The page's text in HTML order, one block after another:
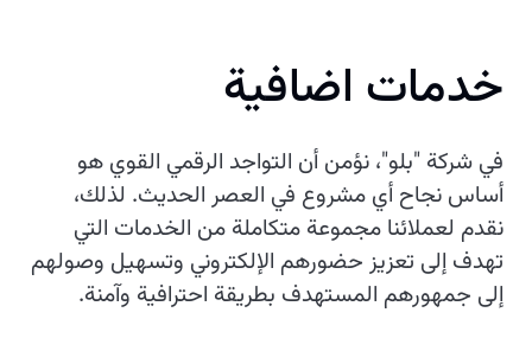
خدمات اضافية
في شركة "بلو"، نؤمن أن التواجد الرقمي القوي هو
أساس نجاح أي مشروع في العصر الحديث. لذلك،
نقدم لعملائنا مجموعة متكاملة من الخدمات التي
تهدف إلى تعزيز حضورهم الإلكتروني وتسهيل وصولهم
إلى جمهورهم المستهدف بطريقة احترافية وآمنة.